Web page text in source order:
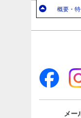
概要・
メー